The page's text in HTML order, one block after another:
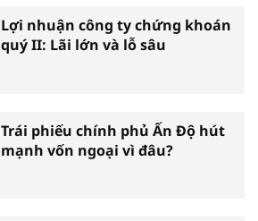
Lợi nhuận công ty chứng khoán
quý II: Lãi lớn và lỗ sâu
Trái phiếu chính phủ Ấn Độ hút
mạnh vốn ngoại vì đâu?